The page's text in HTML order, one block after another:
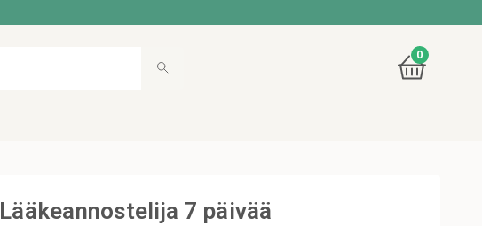
0
Lääkeannostelija 7 päivää